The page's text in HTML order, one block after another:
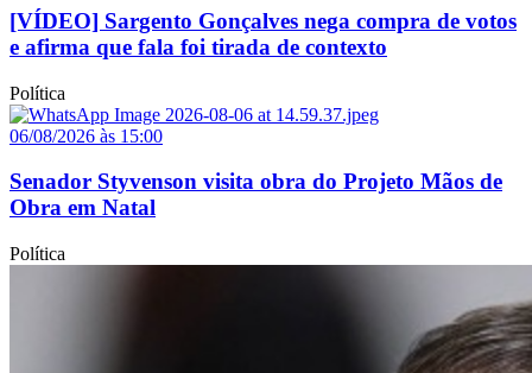
[VÍDEO] Sargento Gonçalves nega compra de votos
e afirma que fala foi tirada de contexto
Política
06/08/2026 às 15:00
Senador Styvenson visita obra do Projeto Mãos de
Obra em Natal
Política